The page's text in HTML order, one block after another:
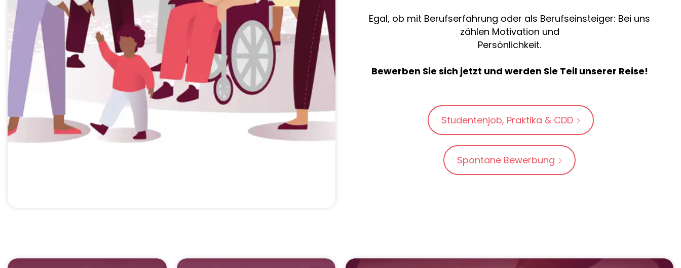
Egal, ob mit Berufserfahrung oder als Berufseinsteiger: Bei uns
zählen Motivation und
Persönlichkeit.
Bewerben Sie sich jetzt und werden Sie Teil unserer Reise!
Studentenjob, Praktika & CDD
Spontane Bewerbung